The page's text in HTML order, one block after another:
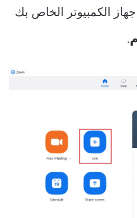
الكمبيوتر الخاص بك
.